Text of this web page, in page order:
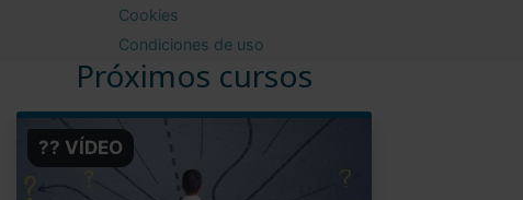
Próximos cursos
?? VÍDEO
Cookies
Condiciones de uso